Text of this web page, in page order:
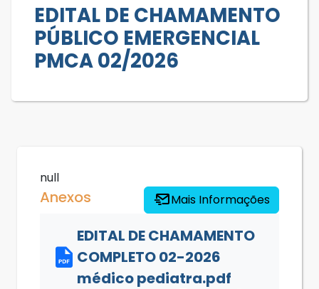
EDITAL DE CHAMAMENTO
PÚBLICO EMERGENCIAL
PMCA 02/2026
null
Anexos Mais Informações
EDITAL DE CHAMAMENTO
COMPLETO 02-2026
médico pediatra.pdf